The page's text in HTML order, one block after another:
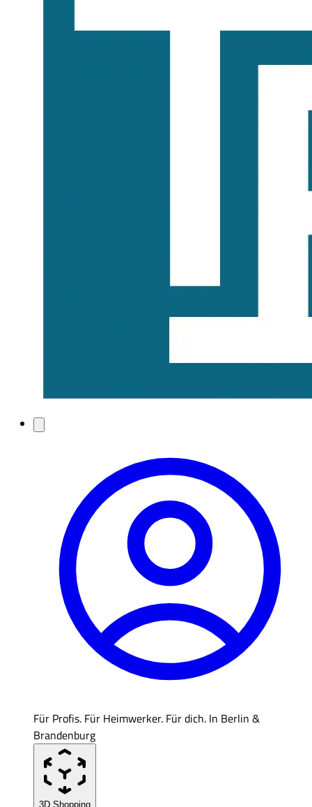
Für Profis. Für Heimwerker. Für dich. In Berlin &
Brandenburg
3D Shopping